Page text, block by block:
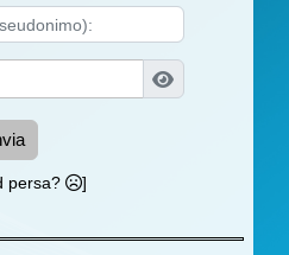
persa? ]